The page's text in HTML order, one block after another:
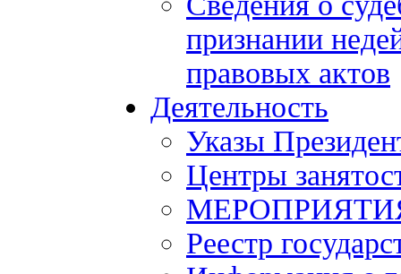
признании
правовых актов
Деятельность
Указы
Центры
Реестр